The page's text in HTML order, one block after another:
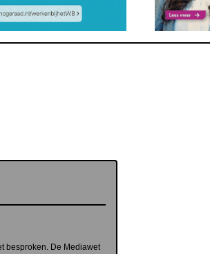
besproken. De Mediawet